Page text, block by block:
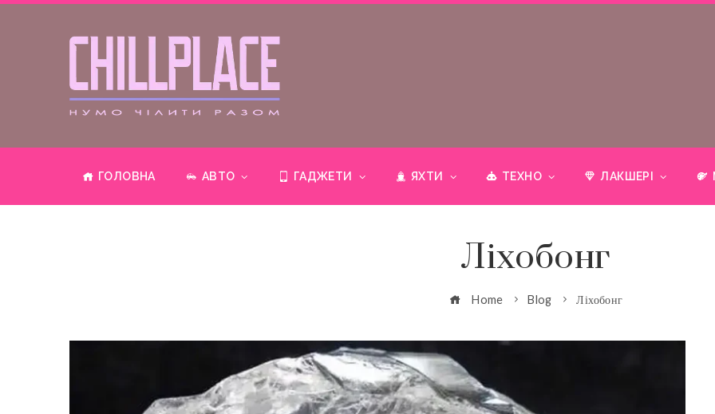
ГОЛОВНА АВТО ГАДЖЕТИ ЯХТИ ТЕХНО ЛАКШЕРІ
Ліхобонг
Home Blog Ліхобонг